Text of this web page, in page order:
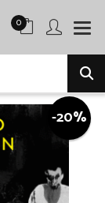
0
-20%